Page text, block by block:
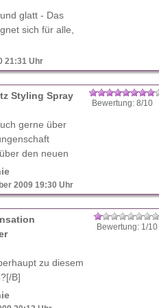
glatt - Das
sich für alle,
wie möglich
innovative
absorbiert die
...
21:31 Uhr
Bewertung: 8/10
Styling Spray
gerne über
den neuen
bin ich
Produkt
...
2009 19:30 Uhr
Bewertung: 1/
zu diesem
B]
Volumen, viiiel